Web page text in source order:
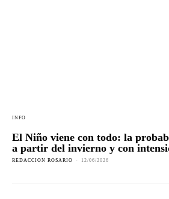
INFO
El Niño viene con todo: la
a partir del invierno y con
REDACCION ROSARIO - 12/06/2026